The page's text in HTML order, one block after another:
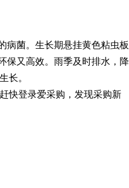
病菌。生长期悬挂黄色粘虫板
保又高效。雨季及时排水，降
长。
快登录爱采购，发现采购新